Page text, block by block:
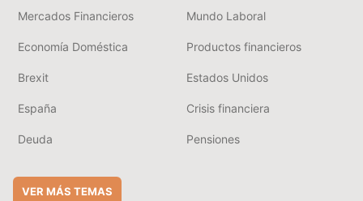
Mercados Financieros Mundo Laboral
Economía Doméstica Productos financieros
Brexit Estados Unidos
España Crisis financiera
Deuda Pensiones
VER MÁS TEMAS